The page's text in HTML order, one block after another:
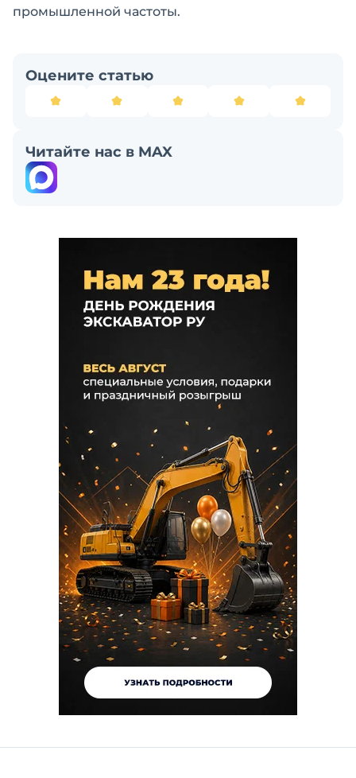
промышленной частоты.
Оцените статью
Читайте нас в MAX